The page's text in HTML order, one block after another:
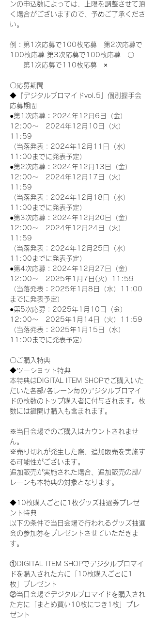
ンの申込数によっては、上限を調整させて頂
く場合がございますので、予めご了承くださ
い。
例：第1次応募で100枚応募　第2次応募で
100枚応募 第3次応募で100枚応募　〇
第1次応募で110枚応募　×
〇応募期間
◆『デジタルブロマイドvol.5』個別握手会
応募期間
●第1次応募：2024年12月6日（金）
12:00～　2024年12月10日（火）
11:59
（当落発表：2024年12月11日（水）
11:00までに発表予定）
●第2次応募：2024年12月13日（金）
12:00～　2024年12月17日（火）
11:59
（当落発表：2024年12月18日（水）
11:00までに発表予定）
●第3次応募：2024年12月20日（金）
12:00～　2024年12月24日（火）
11:59
（当落発表：2024年12月25日（水）
11:00までに発表予定）
●第4次応募：2024年12月27日（金）
12:00～　2025年1月7日(火）11:59
（当落発表：2025年1月8日（水）11:00
までに発表予定）
●第5次応募：2025年1月10日（金）
12:00～　2025年1月14日（火）11:59
（当落発表：2025年1月15日（水）
11:00までに発表予定）
〇ご購入特典
◆ツーショット特典
本特典はDIGITAL ITEM SHOPでご購入いた
だいた各部/各レーン毎のデジタルブロマイ
ドの枚数のトップ購入者に付与されます。枚
数には鍵開け購入も含まれます。
※当日会場でのご購入はカウントされませ
ん。
※売り切れが発生した際、追加販売を実施す
る可能性がございます。
追加販売が実施された場合、追加販売の部/
レーンも本特典の対象となります。
◆10枚購入ごとに1枚グッズ抽選券プレゼ
ント特典
以下の条件で当日会場で行われるグッズ抽選
会の参加券をプレゼントさせていただきま
す。
①DIGITAL ITEM SHOPでデジタルブロマイ
ドを購入された方に「10枚購入ごとに1
枚」プレゼント
②当日会場でデジタルブロマイドを購入され
た方に「まとめ買い10枚につき1枚」プレ
ゼント